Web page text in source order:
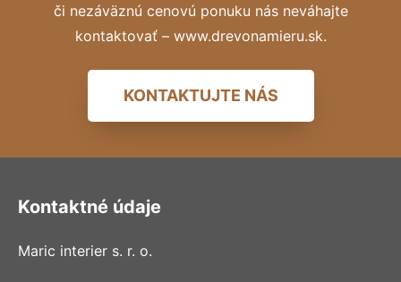
či nezáväznú cenovú ponuku nás neváhajte
kontaktovať – www.drevonamieru.sk.
KONTAKTUJTE NÁS
Kontaktné údaje
Maric interier s. r. o.